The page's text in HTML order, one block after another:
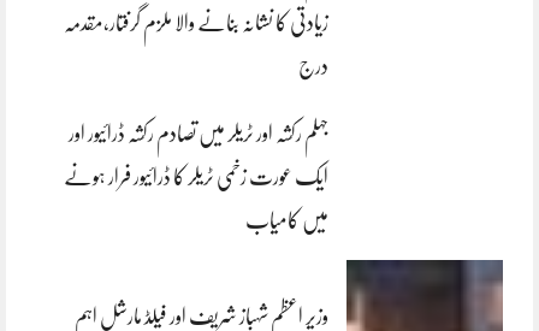
زیادتی کا نشانہ بنانے والا ملزم گرفتار،مقدمہ
درج
جہلم رکشہ اور ٹریلر میں تصادم رکشہ ڈرائیور اور
ایک عورت زخمی ٹریلر کا ڈرائیور فرار ہونے
میں کامیاب
وزیر اعظم شہباز شریف اور فیلڈ مارشل اہم